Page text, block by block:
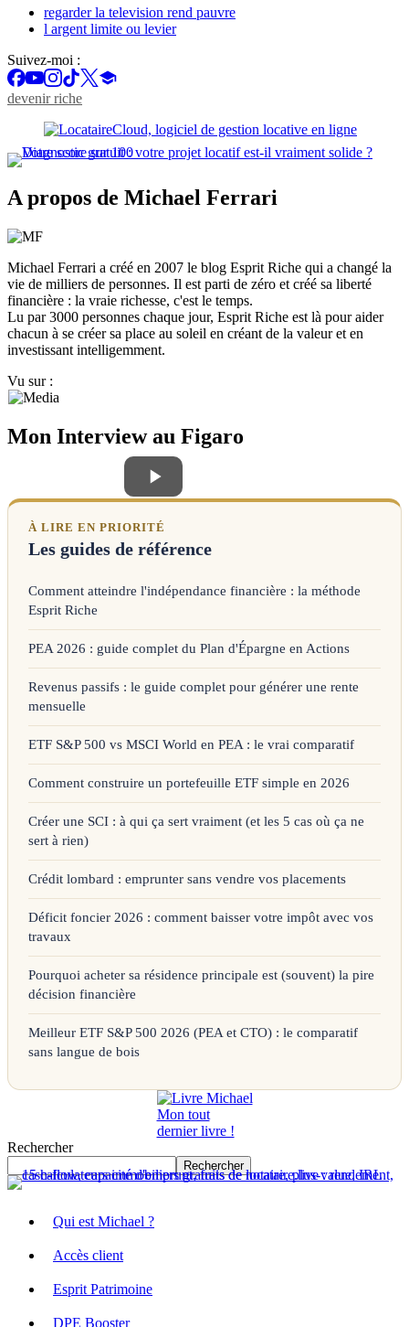
regarder la television rend pauvre
l argent limite ou levier
Suivez-moi :
devenir riche
A propos de Michael Ferrari
Michael Ferrari a créé en 2007 le blog Esprit Riche qui a changé la
vie de milliers de personnes. Il est parti de zéro et créé sa liberté
financière : la vraie richesse, c'est le temps.
Lu par 3000 personnes chaque jour, Esprit Riche est là pour aider
chacun à se créer sa place au soleil en créant de la valeur et en
investissant intelligemment.
Vu sur :
Mon Interview au Figaro
À LIRE EN PRIORITÉ
Les guides de référence
Comment atteindre l'indépendance financière : la méthode
Esprit Riche
PEA 2026 : guide complet du Plan d'Épargne en Actions
Revenus passifs : le guide complet pour générer une rente
mensuelle
ETF S&P 500 vs MSCI World en PEA : le vrai comparatif
Comment construire un portefeuille ETF simple en 2026
Créer une SCI : à qui ça sert vraiment (et les 5 cas où ça ne
sert à rien)
Crédit lombard : emprunter sans vendre vos placements
Déficit foncier 2026 : comment baisser votre impôt avec vos
travaux
Pourquoi acheter sa résidence principale est (souvent) la pire
décision financière
Meilleur ETF S&P 500 2026 (PEA et CTO) : le comparatif
sans langue de bois
Mon tout
dernier livre !
Rechercher
Rechercher
Qui est Michael ?
Accès client
Esprit Patrimoine
DPE Booster